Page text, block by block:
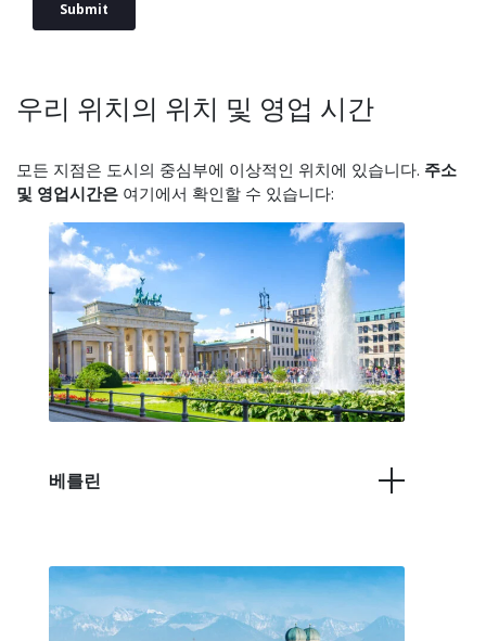
우리 위치의 위치 및 영업 시간
모든 지점은 도시의 중심부에 이상적인 위치에 있습니다. 주소
및 영업시간은 여기에서 확인할 수 있습니다:
베를린